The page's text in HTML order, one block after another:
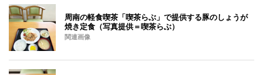
周南の軽食喫茶「喫茶らぶ」で提供する豚のしょうが
焼き定食（写真提供＝喫茶らぶ）
関連画像